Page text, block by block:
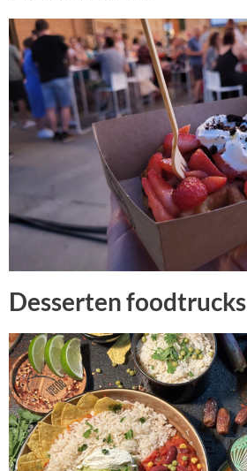
Desserten foodtrucks